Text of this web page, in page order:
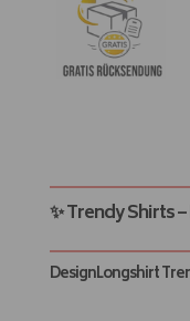
✨ Trendy Shirts
DesignLongshirt